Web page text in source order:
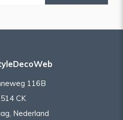
116B
CK
Nederland